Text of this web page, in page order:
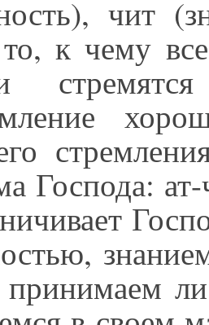
чит
к чему
Господа:
принимаем